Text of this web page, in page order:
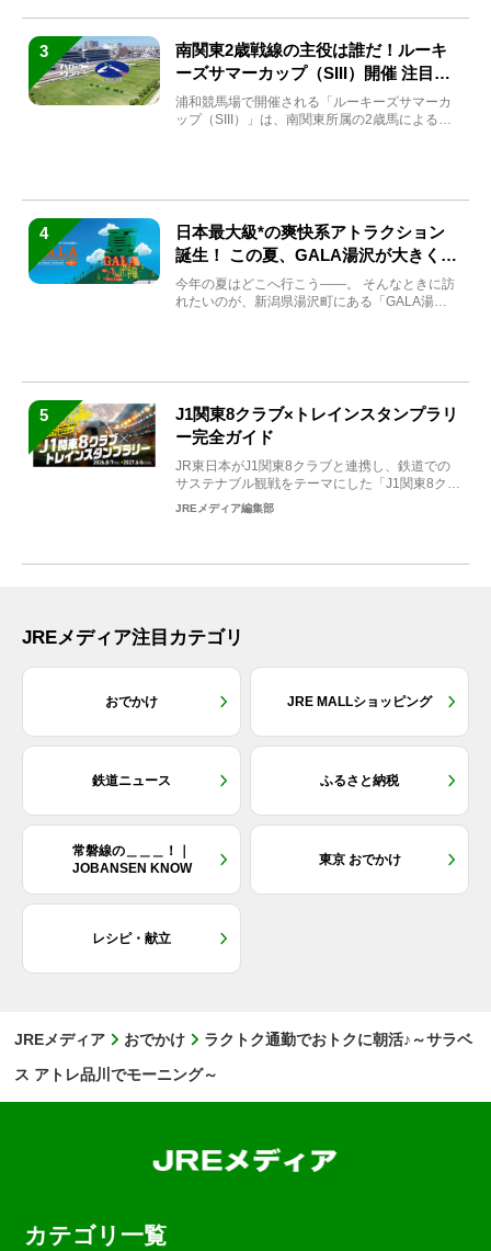
3
南関東2歳戦線の主役は誰だ！ルーキ
ーズサマーカップ（SIII）開催 注目馬
と見どころをチェック
浦和競馬場で開催される「ルーキーズサマーカ
ップ（SIII）」は、南関東所属の2歳馬による注
4
日本最大級*の爽快系アトラクション
誕生！ この夏、GALA湯沢が大きく生
まれ変わる
今年の夏はどこへ行こう――。 そんなときに訪
れたいのが、新潟県湯沢町にある「GALA湯
5
J1関東8クラブ×トレインスタンプラリ
ー完全ガイド
JR東日本がJ1関東8クラブと連携し、鉄道での
サステナブル観戦をテーマにした「J1関東8クラ
ブ×トレイン...
JREメディア編集部
JREメディア注目カテゴリ
おでかけ JRE MALLショッピング
鉄道ニュース ふるさと納税
常磐線の＿＿＿！｜
JOBANSEN KNOW
東京 おでかけ
レシピ・献立
JREメディア おでかけ
ラクトク通勤でおトクに朝活♪～サラベ
ス アトレ品川でモーニング～
カテゴリ一覧